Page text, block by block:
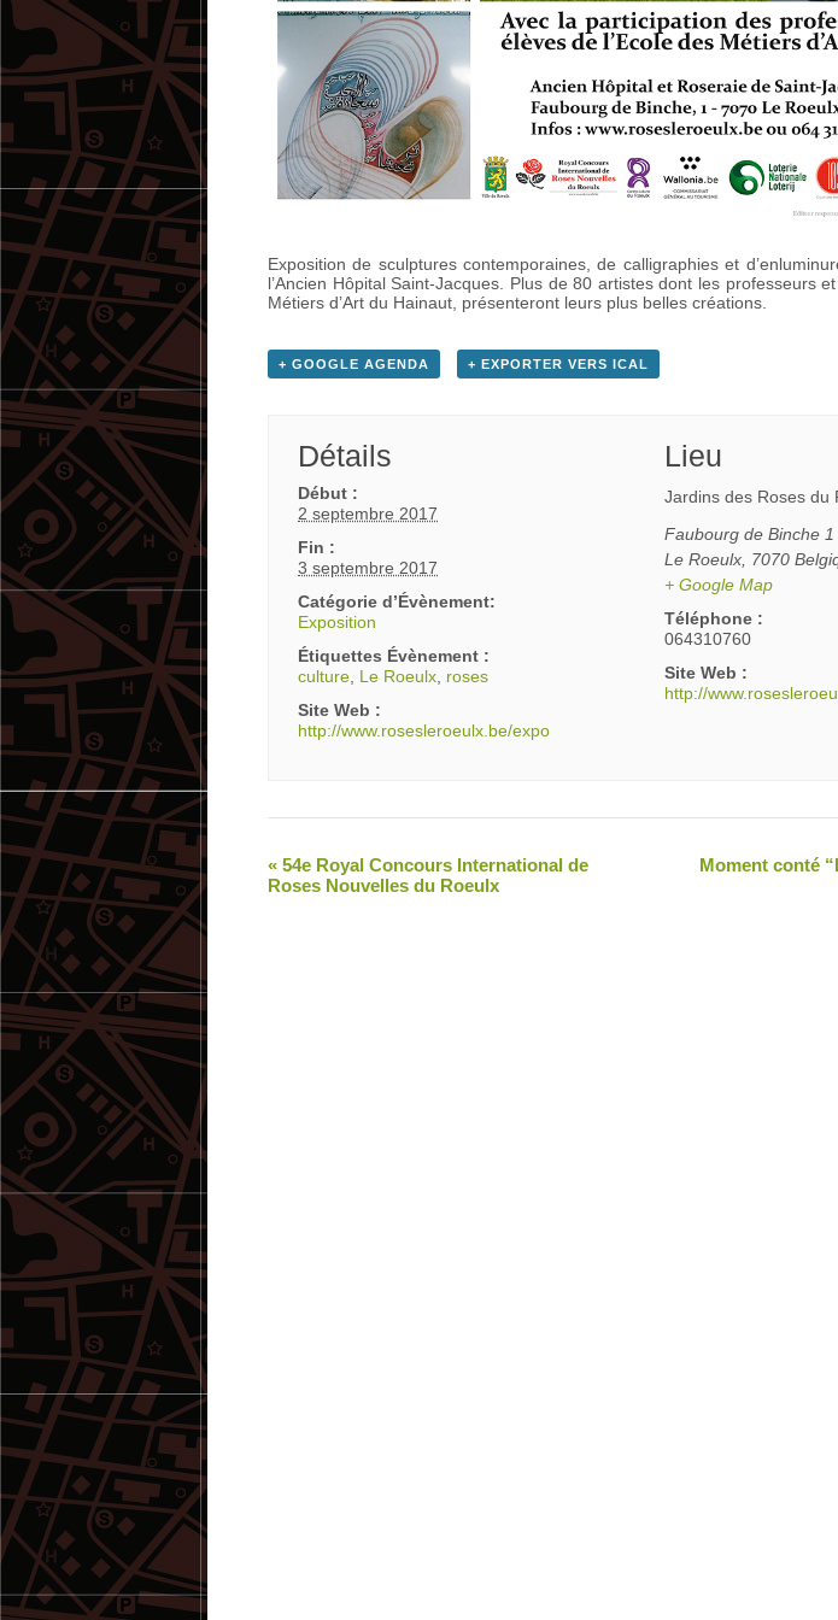
Exposition de sculptures contemporaines, de calligraphies et
l’Ancien Hôpital Saint-Jacques. Plus de 80 artistes dont les professeurs
Métiers d’Art du Hainaut, présenteront leurs plus belles créations.
+ GOOGLE AGENDA + EXPORTER VERS ICAL
Détails
Début :
2 septembre 2017
Fin :
3 septembre 2017
Catégorie d’Évènement:
Exposition
Étiquettes Évènement :
culture Le Roeulx roses
Site Web :
http://www.rosesleroeulx.be/expo
Lieu
Jardins des Roses du
Faubourg de Binche 1
Le Roeulx 7070
+ Google Map
Téléphone :
064310760
Site Web :
http://
« 54e Royal Concours International de
Roses Nouvelles du Roeulx
Moment conté